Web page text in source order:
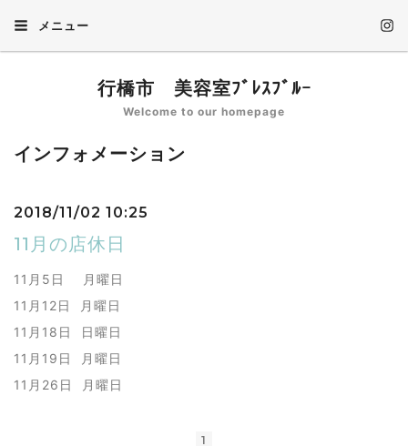
メニュー
行橋市 美容室ﾌﾞﾚｽﾌﾞﾙｰ
Welcome to our homepage
インフォメーション
2018/11/02 10:25
11月の店休日
11月5日 月曜日
11月12日 月曜日
11月18日 日曜日
11月19日 月曜日
11月26日 月曜日
1